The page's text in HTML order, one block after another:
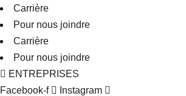
Carrière
Pour nous joindre
Carrière
Pour nous joindre
ENTREPRISES
Facebook-f
Instagram